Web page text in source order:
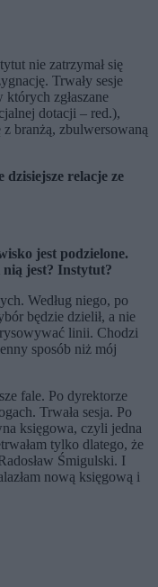
nie zatrzymał się
Trwały sesje
zgłaszane
dotacji – red.),
z branżą, zbulwersowaną
dzisiejsze relacje ze
jest podzielone.
nią jest? Instytut?
Według niego, po
będzie dzielił, a nie
linii. Chodzi
sposób niż mój
fale. Po dyrektorze
Trwała sesja. Po
księgowa, czyli jedna
tylko dlatego, że
Śmigulski. I
nową księgową i